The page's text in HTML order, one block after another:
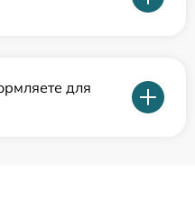
для